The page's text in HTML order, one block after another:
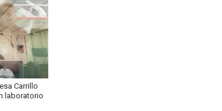
Carrillo
laboratorio